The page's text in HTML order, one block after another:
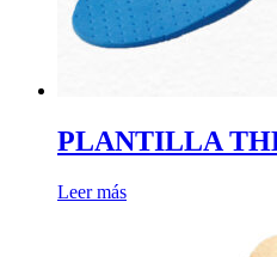
PLANTILLA
Leer más